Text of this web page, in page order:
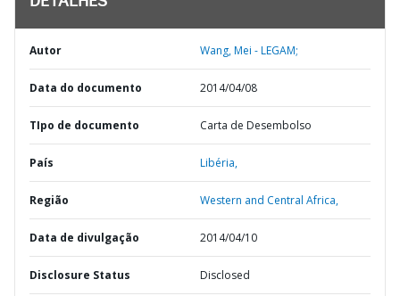
Autor Wang, Mei - LEGAM;
Data do documento 2014/04/08
TIpo de documento Carta de Desembolso
País Libéria,
Região Western and Central Africa,
Data de divulgação 2014/04/10
Disclosure Status Disclosed